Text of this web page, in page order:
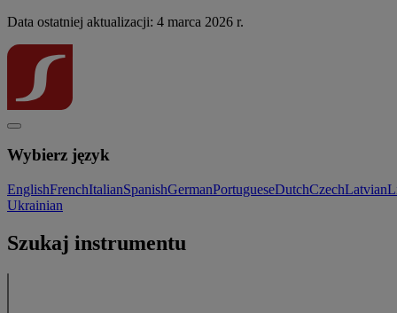
Data ostatniej aktualizacji: 4 marca 2026 r.
Wybierz język
EnglishFrenchItalianSpanishGermanPortugueseDutchCzechLatvian
Ukrainian
Szukaj instrumentu